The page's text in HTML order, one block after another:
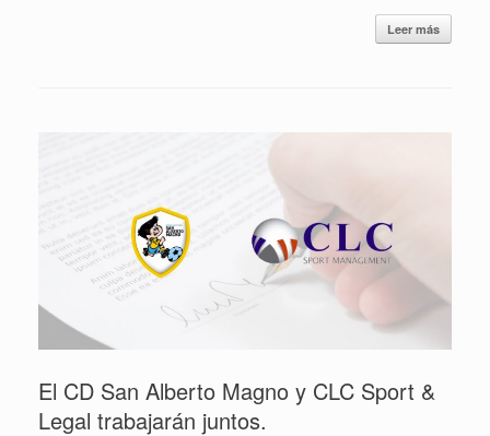
Leer más
El CD San Alberto Magno y CLC Sport &
Legal trabajarán juntos.